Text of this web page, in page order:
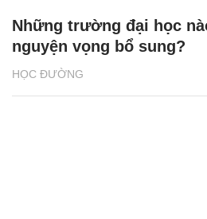
HỌC ĐƯỜNG
Những trường đại học
nguyện vọng bổ sung?